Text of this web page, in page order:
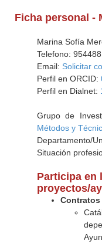
Ficha personal -
Marina Sofía
Telefono:
Email: Solicitar
Perfil en ORCID:
Perfil en Dialnet:
Grupo de
Métodos y
Departamento/
Situación
Participa en
proyectos/